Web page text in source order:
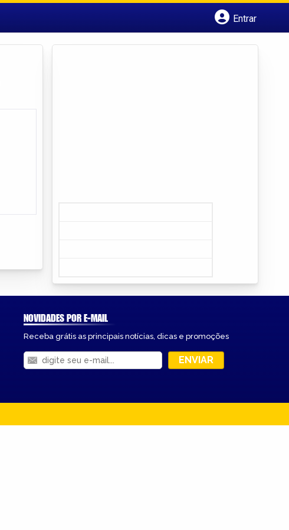
Entrar
NOVIDADES POR E-MAIL
Receba grátis as principais notícias, dicas e promoções